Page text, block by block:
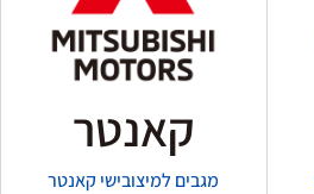
קאנטר
מגבים למיצובישי קאנטר